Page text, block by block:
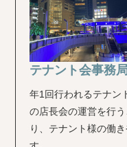
テナント会事務
年1回行われるテナン
の店長会の運営を行
り、テナント様の働